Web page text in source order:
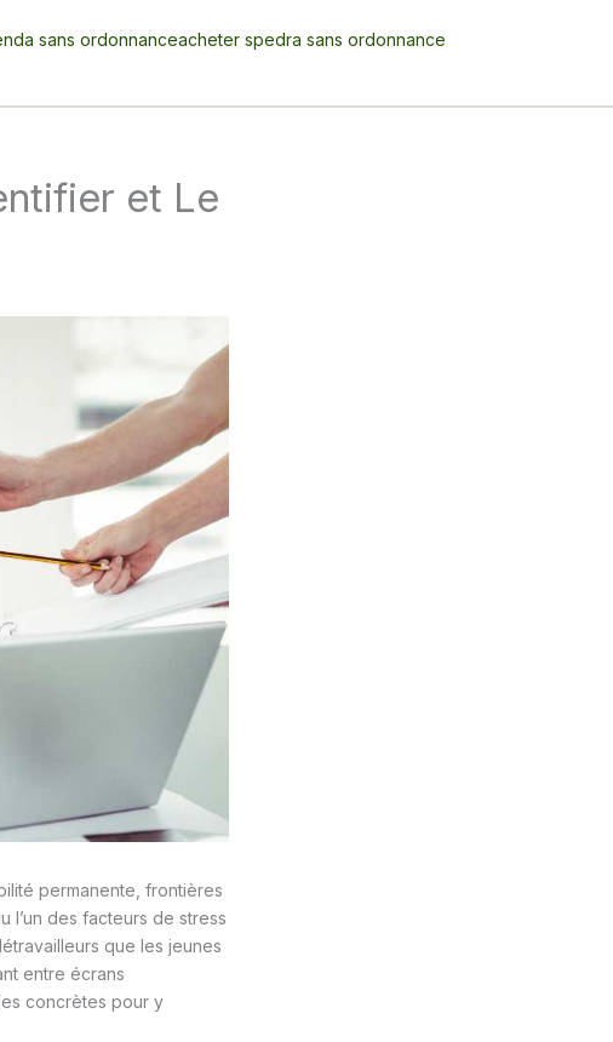
sans ordonnanceacheter spedra sans ordonnance
et Le
permanente, frontières
l’un des facteurs de stress
que les jeunes
entre écrans
concrètes pour y